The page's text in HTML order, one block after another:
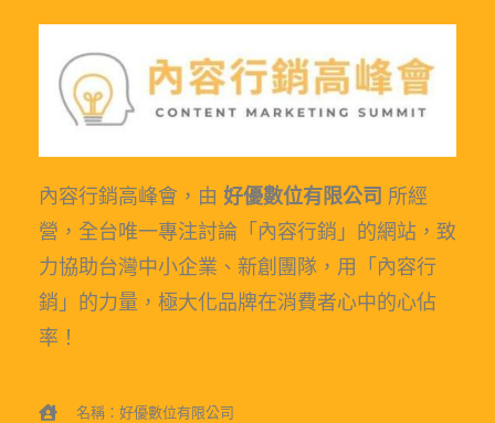
內容行銷高峰會，由 好優數位有限公司 所經
營，全台唯一專注討論「內容行銷」的網站，致
力協助台灣中小企業、新創團隊，用「內容行
銷」的力量，極大化品牌在消費者心中的心佔
率！
名稱：好優數位有限公司